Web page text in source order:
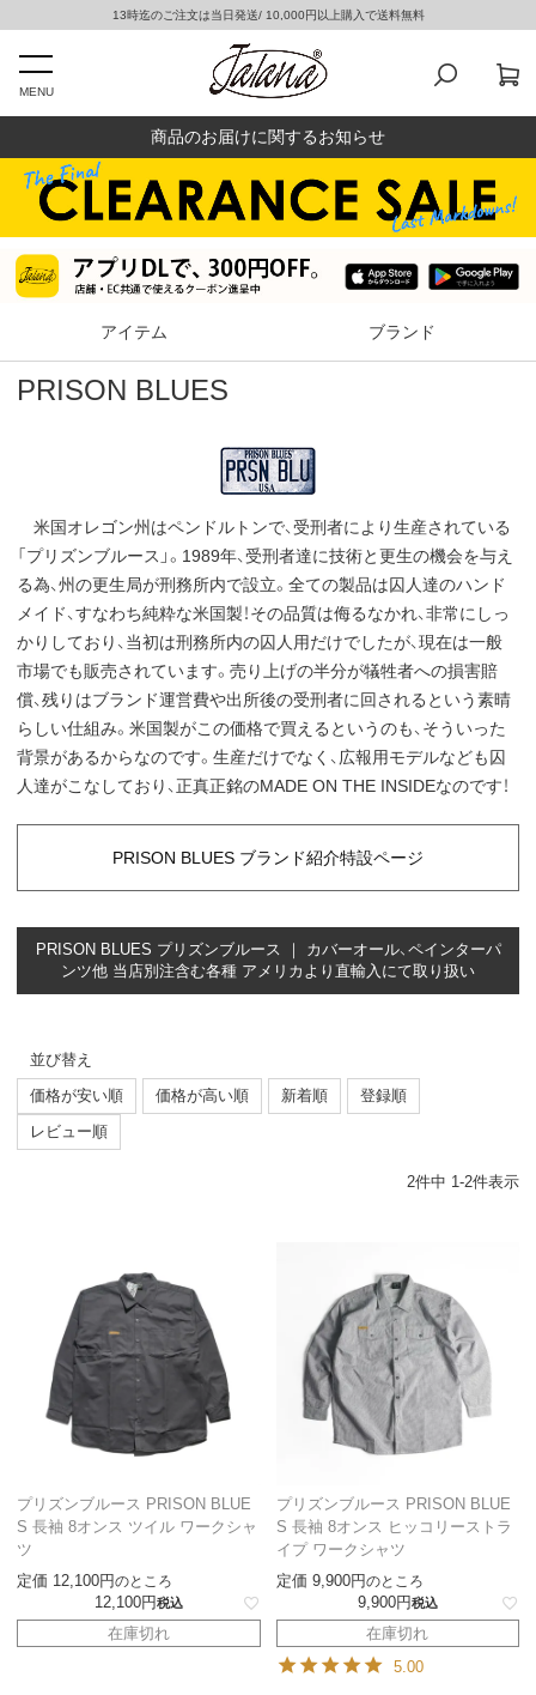
13時迄のご注文は当日発送/ 10,000円以上購入で送料無料
MENU
商品のお届けに関するお知らせ
アイテム ブランド
PRISON BLUES
米国オレゴン州はペンドルトンで、受刑者により生産されている
「プリズンブルース」。1989年、受刑者達に技術と更生の機会を与え
る為、州の更生局が刑務所内で設立。全ての製品は囚人達のハンド
メイド、すなわち純粋な米国製！その品質は侮るなかれ、非常にしっ
かりしており、当初は刑務所内の囚人用だけでしたが、現在は一般
市場でも販売されています。売り上げの半分が犠牲者への損害賠
償、残りはブランド運営費や出所後の受刑者に回されるという素晴
らしい仕組み。米国製がこの価格で買えるというのも、そういった
背景があるからなのです。生産だけでなく、広報用モデルなども囚
人達がこなしており、正真正銘のMADE ON THE INSIDEなのです！
PRISON BLUES ブランド紹介特設ページ
PRISON BLUES プリズンブルース ｜ カバーオール、ペインターパ
ンツ他 当店別注含む各種 アメリカより直輸入にて取り扱い
並び替え
価格が安い順
価格が高い順 新着順
登録順
レビュー順
2件中 1-2件表示
プリズンブルース PRISON BLUE
S 長袖 8オンス ツイル ワークシャ
ツ
定価 12,100 のところ
12,100 税込
在庫切れ
プリズンブルース PRISON BLUE
S 長袖 8オンス ヒッコリーストラ
イプ ワークシャツ
定価 9,900 のところ
9,900 税込
在庫切れ
5.00